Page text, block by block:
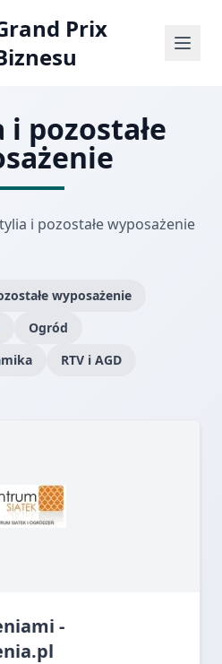
Prix
pozostałe
i pozostałe wyposażenie
wyposażenie
Ogród
RTV i AGD
-